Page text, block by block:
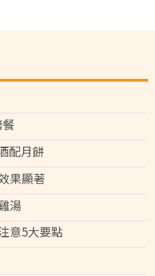
配月餅
果顯著
湯
意5大要點